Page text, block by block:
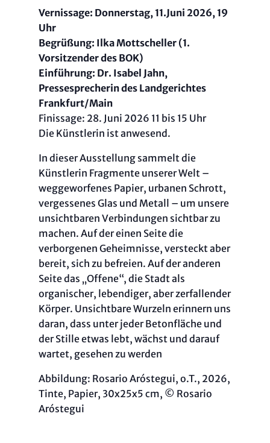
Vernissage: Donnerstag, 11.Juni 2026, 19
Uhr
Begrüßung: Ilka Mottscheller (1.
Vorsitzender des BOK)
Einführung: Dr. Isabel Jahn,
Pressesprecherin des Landgerichtes
Frankfurt/Main
Finissage: 28. Juni 2026 11 bis 15 Uhr
Die Künstlerin ist anwesend.
In dieser Ausstellung sammelt die
Künstlerin Fragmente unserer Welt –
weggeworfenes Papier, urbanen Schrott,
vergessenes Glas und Metall – um unsere
unsichtbaren Verbindungen sichtbar zu
machen. Auf der einen Seite die
verborgenen Geheimnisse, versteckt aber
bereit, sich zu befreien. Auf der anderen
Seite das „Offene“, die Stadt als
organischer, lebendiger, aber zerfallender
Körper. Unsichtbare Wurzeln erinnern uns
daran, dass unter jeder Betonfläche und
der Stille etwas lebt, wächst und darauf
wartet, gesehen zu werden
Abbildung: Rosario Aróstegui, o.T., 2026,
Tinte, Papier, 30x25x5 cm, © Rosario
Aróstegui